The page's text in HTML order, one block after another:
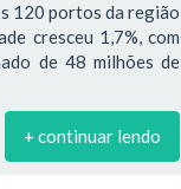
120 portos da região
cresceu 1,7%, com
de 48 milhões de
+ continuar lendo